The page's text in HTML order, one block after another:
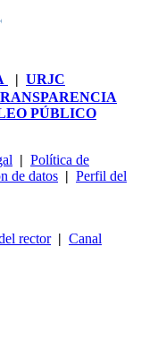
| URJC
PÚBLICO
| Política de
de datos | Perfil del
rector| Canal